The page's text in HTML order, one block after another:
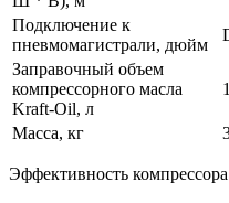
Подключение к
пневмомагистрали, дюйм
Заправочный объем
компрессорного масла
Kraft-Oil, л
Масса, кг
Эффективность компрессора